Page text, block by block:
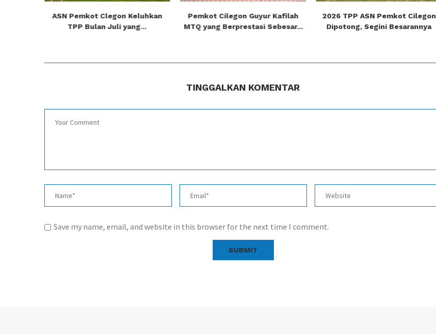
ASN Pemkot Clegon Keluhkan
TPP Bulan Juli yang...
Pemkot Cilegon Guyur Kafilah
MTQ yang Berprestasi Sebesar...
2026 TPP ASN Pemkot Cilegon
Dipotong, Segini Besarannya
TINGGALKAN KOMENTAR
Save my name, email, and website in this browser for the next time I comment.